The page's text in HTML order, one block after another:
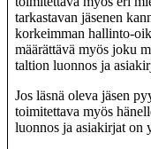
tarkastavan jäsenen
korkeimman hallinto-
määrättävä myös joku
taltion luonnos ja
Jos läsnä oleva jäsen
toimitettava myös
luonnos ja asiakirjat on